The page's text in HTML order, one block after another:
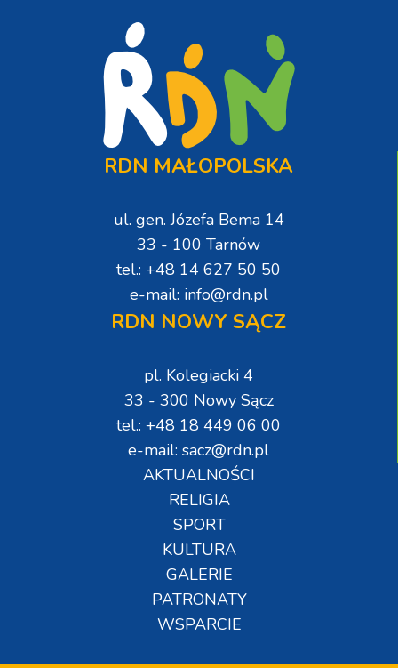
RDN MAŁOPOLSKA
ul. gen. Józefa Bema 14
33 - 100 Tarnów
tel.: +48 14 627 50 50
e-mail: info@rdn.pl
RDN NOWY SĄCZ
pl. Kolegiacki 4
33 - 300 Nowy Sącz
tel.: +48 18 449 06 00
e-mail: sacz@rdn.pl
AKTUALNOŚCI
RELIGIA
SPORT
KULTURA
GALERIE
PATRONATY
WSPARCIE